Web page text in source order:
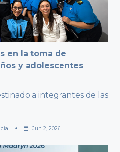
en la toma de
y adolescentes
a integrantes de las
Jun 2, 2026